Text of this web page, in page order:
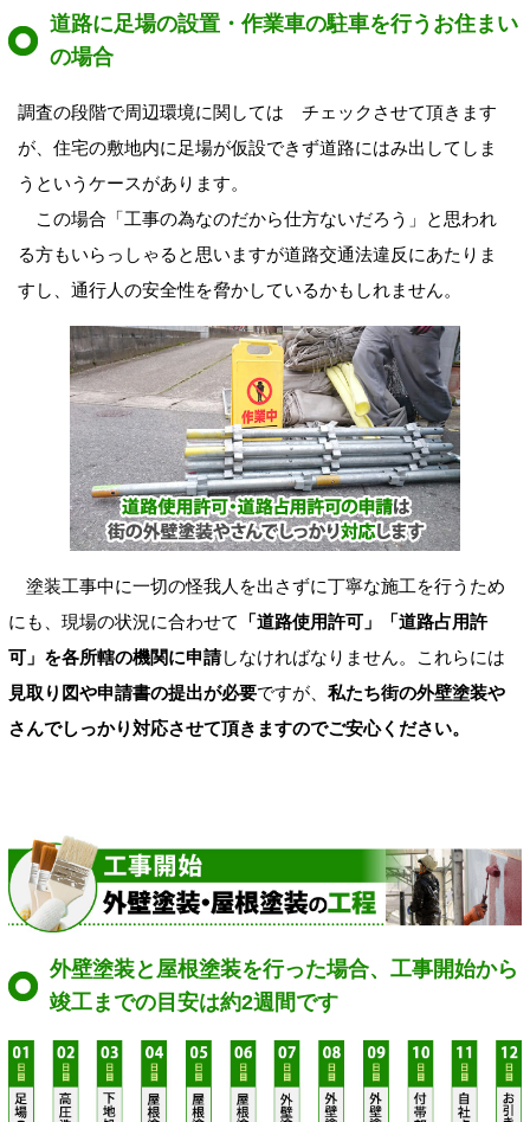
道路に足場の設置・作業車の駐車を行うお住まい
の場合
調査の段階で周辺環境に関しては チェックさせて頂きます
が、住宅の敷地内に足場が仮設できず道路にはみ出してしま
うというケースがあります。
この場合「工事の為なのだから仕方ないだろう」と思われ
る方もいらっしゃると思いますが道路交通法違反にあたりま
すし、通行人の安全性を脅かしているかもしれません。
塗装工事中に一切の怪我人を出さずに丁寧な施工を行うため
にも、現場の状況に合わせて
「道路使用許可」「道路占用許
可」を各所轄の機関に申請しなければなりません。これらには
見取り図や申請書の提出が必要ですが、 私たち街の外壁塗装や
さんでしっかり対応させて頂きますのでご安心ください。
外壁塗装と屋根塗装を行った場合、工事開始から
竣工までの目安は約2週間です